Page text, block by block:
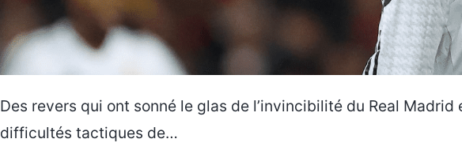
Des revers qui ont sonné le glas de l’invincibilité du Real Madrid
difficultés tactiques de…